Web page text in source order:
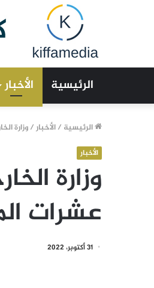
الرئيسية الأخبار
الرئيسية /الأخبار/وزارة
الأخبار
وزارة
عشرات
31 أكتوبر، 2022